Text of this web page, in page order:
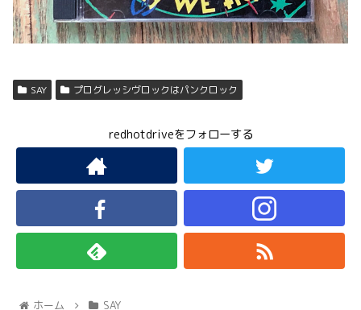
SAY プログレッシヴロックはパンクロック
redhotdriveをフォローする
ホーム SAY